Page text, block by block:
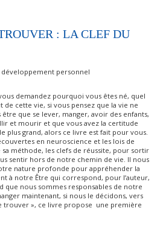
: LA CLEF DU
développement personnel
demandez pourquoi vous êtes né, quel
de cette vie, si vous pensez que la vie ne
être que se lever, manger, avoir des enfants,
et mourir et que vous avez la certitude
plus grand, alors ce livre est fait pour vous.
en neuroscience et les lois de
sa méthode, les clefs de réussite, pour sortir
sentir hors de notre chemin de vie. Il nous
nature profonde pour appréhender la
à notre Être qui correspond, pour l’auteur,
que nous sommes responsables de notre
maintenant, si nous le décidons, vers
trouver », ce livre propose une première